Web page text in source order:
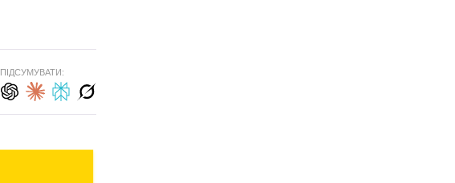
ПІДСУМУВАТИ: